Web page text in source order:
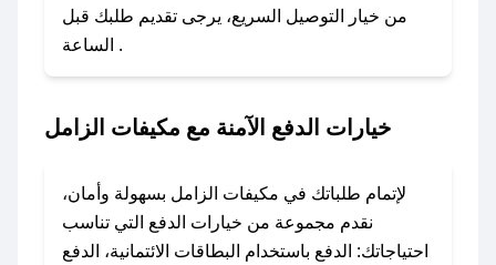
### كيفية استخدام كود خصم مكيفات الزامل؟
1. انسخ كود الخصم من تطبيق صحصح.
2. الصقه في خانة الدفع عند التسوق من مكيفات
لا تقلق! يمكنك التواصل مع فريق دعم صحصح عبر
الرسائل الخاصة على تويتر أو البريد الإلكتروني،
وسنقوم بحل المشكلة في أسرع وقت ممكن.
من خيار التوصيل السريع، يرجى تقديم طلبك قبل
الساعة .
خيارات الدفع الآمنة مع مكيفات الزامل
لإتمام طلباتك في مكيفات الزامل بسهولة وأمان،
نقدم مجموعة من خيارات الدفع التي تناسب
احتياجاتك: الدفع باستخدام البطاقات الائتمانية، الدفع